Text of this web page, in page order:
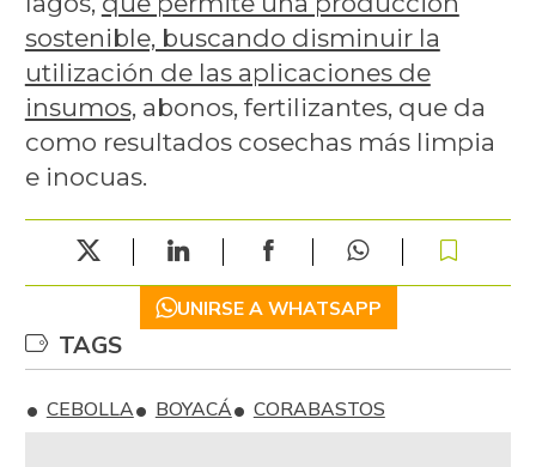
sostenible, buscando disminuir la
utilización de las aplicaciones de
insumos, abonos, fertilizantes, que da
como resultados cosechas más limpia
e inocuas.
UNIRSE A WHATSAPP
TAGS
CEBOLLA BOYACÁ CORABASTOS